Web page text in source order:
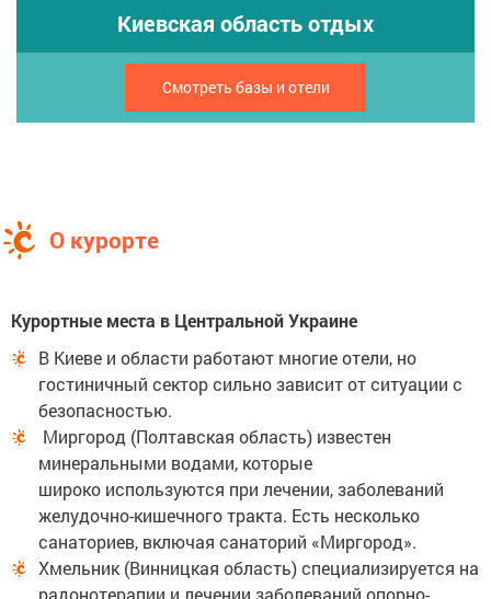
Киевская область отдых
Смотреть базы и отели
О курорте
Курортные места в Центральной Украине
В Киеве и области работают многие отели, но
гостиничный сектор сильно зависит от ситуации с
безопасностью.
Миргород (Полтавская область) известен
минеральными водами, которые
широко используются при лечении, заболеваний
желудочно-кишечного тракта. Есть несколько
санаториев, включая санаторий «Миргород».
Хмельник (Винницкая область) специализируется на
радонотерапии и лечении заболеваний опорно-